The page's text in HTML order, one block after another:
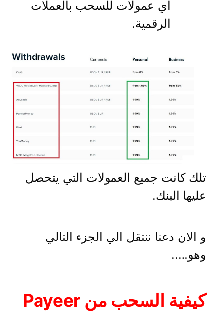
اي عمولات للسحب بالعملات
الرقمية.
تلك كانت جميع العمولات التي يتحصل
عليها البنك.
و الان دعنا ننتقل الي الجزء التالي
وهو…..
كيفية السحب من Payeer